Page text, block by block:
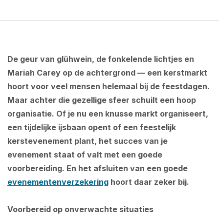
De geur van glühwein, de fonkelende lichtjes en
Mariah Carey op de achtergrond — een kerstmarkt
hoort voor veel mensen helemaal bij de feestdagen.
Maar achter die gezellige sfeer schuilt een hoop
organisatie. Of je nu een knusse markt organiseert,
een tijdelijke ijsbaan opent of een feestelijk
kerstevenement plant, het succes van je
evenement staat of valt met een goede
voorbereiding. En het afsluiten van een goede
evenementenverzekering hoort daar zeker bij.
Voorbereid op onverwachte situaties